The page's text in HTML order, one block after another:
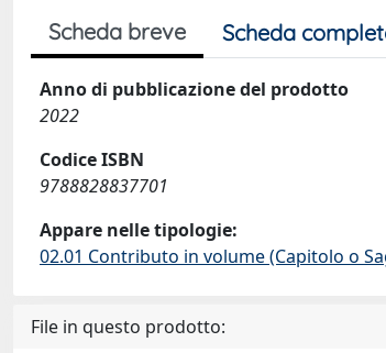
Scheda breve Scheda
Anno di pubblicazione del prodotto
2022
Codice ISBN
9788828837701
Appare nelle tipologie:
02.01 Contributo in volume (Capitolo o
File in questo prodotto: